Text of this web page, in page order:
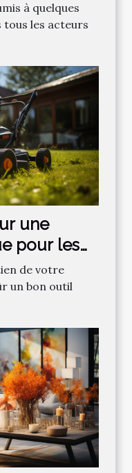
à quelques
tous les acteurs
une
pour les
de votre
un bon outil